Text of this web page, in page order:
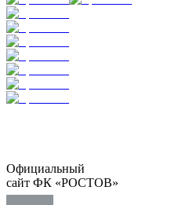
Официальный
сайт ФК «РОСТОВ»